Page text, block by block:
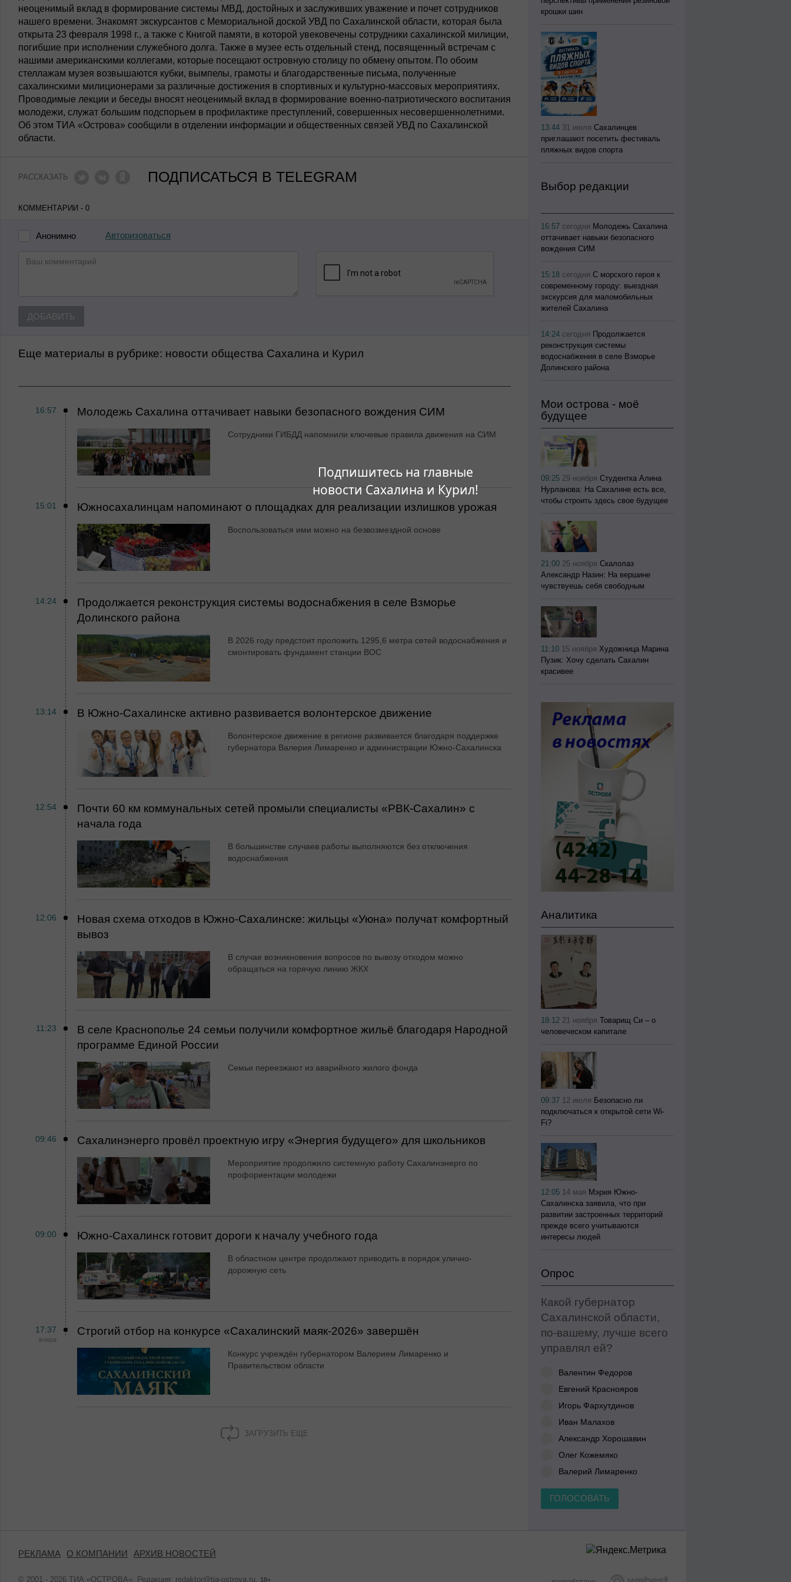
Подпишитесь на главные
новости Сахалина и Курил!
неоценимый вклад в формирование системы МВД, достойных и заслуживших уважение и почет сотрудников
нашего времени. Знакомят экскурсантов с Мемориальной доской УВД по Сахалинской области, которая была
открыта 23 февраля 1998 г., а также с Книгой памяти, в которой увековечены сотрудники сахалинской милиции,
погибшие при исполнении служебного долга. Также в музее есть отдельный стенд, посвященный встречам с
нашими американскими коллегами, которые посещают островную столицу по обмену опытом. По обоим
стеллажам музея возвышаются кубки, вымпелы, грамоты и благодарственные письма, полученные
сахалинскими милиционерами за различные достижения в спортивных и культурно-массовых мероприятиях.
Проводимые лекции и беседы вносят неоценимый вклад в формирование военно-патриотического воспитания
молодежи, служат большим подспорьем в профилактике преступлений, совершенных несовершеннолетними.
Об этом ТИА «Острова» сообщили в отделении информации и общественных связей УВД по Сахалинской
области.
РАССКАЗАТЬ ПОДПИСАТЬСЯ В TELEGRAM
КОММЕНТАРИИ - 0
Анонимно Авторизоваться
ДОБАВИТЬ
Еще материалы в рубрике: Новости общества Сахалина и Курил
16:57 Молодежь Сахалина оттачивает навыки безопасного вождения СИМ
Сотрудники ГИБДД напомнили ключевые правила движения на СИМ
15:01 Южносахалинцам напоминают о площадках для реализации излишков урожая
Воспользоваться ими можно на безвозмездной основе
14:24
Продолжается реконструкция системы водоснабжения в селе Взморье
Долинского района
В 2026 году предстоит проложить 1295,6 метра сетей водоснабжения и
смонтировать фундамент станции ВОС
13:14 В Южно-Сахалинске активно развивается волонтерское движение
Волонтерское движение в регионе развивается благодаря поддержке
губернатора Валерия Лимаренко и администрации Южно-Сахалинска
12:54
Почти 60 км коммунальных сетей промыли специалисты «РВК‑Сахалин» с
начала года
В большинстве случаев работы выполняются без отключения
водоснабжения
12:06
Новая схема отходов в Южно-Сахалинске: жильцы «Уюна» получат комфортный
вывоз
В случае возникновения вопросов по вывозу отходом можно
обращаться на горячую линию ЖКХ
11:23
В селе Краснополье 24 семьи получили комфортное жильё благодаря Народной
программе Единой России
Семьи переезжают из аварийного жилого фонда
09:46 Сахалинэнерго провёл проектную игру «Энергия будущего» для школьников
Мероприятие продолжило системную работу Сахалинэнерго по
профориентации молодежи
09:00 Южно-Сахалинск готовит дороги к началу учебного года
В областном центре продолжают приводить в порядок улично-
дорожную сеть
17:37
вчера
Строгий отбор на конкурсе «Сахалинский маяк‑2026» завершён
Конкурс учреждён губернатором Валерием Лимаренко и
Правительством области
ЗАГРУЗИТЬ ЕЩЕ
крошки шин
13:44 31 июля Сахалинцев
приглашают посетить фестиваль
пляжных видов спорта
Выбор редакции
16:57 сегодня Молодежь Сахалина
оттачивает навыки безопасного
вождения СИМ
15:18 сегодня С морского героя к
современному городу: выездная
экскурсия для маломобильных
жителей Сахалина
14:24 сегодня Продолжается
реконструкция системы
водоснабжения в селе Взморье
Долинского района
Мои острова - моё
будущее
09:25 29 ноября Студентка Алина
Нурланова: На Сахалине есть все,
чтобы строить здесь свое будущее
21:00 25 ноября Скалолаз
Александр Назин: На вершине
чувствуешь себя свободным
11:10 15 ноября Художница Марина
Пузик: Хочу сделать Сахалин
красивее
Аналитика
18:12 21 ноября Товарищ Си – о
человеческом капитале
09:37 12 июля Безопасно ли
подключаться к открытой сети Wi-
Fi?
12:05 14 мая Мэрия Южно-
Сахалинска заявила, что при
развитии застроенных территорий
прежде всего учитываются
интересы людей
Опрос
Какой губернатор
Сахалинской области,
по-вашему, лучше всего
управлял ей?
Валентин Федоров
Евгений Краснояров
Игорь Фархутдинов
Иван Малахов
Александр Хорошавин
Олег Кожемяко
Валерий Лимаренко
ГОЛОСОВАТЬ
РЕКЛАМА О КОМПАНИИ АРХИВ НОВОСТЕЙ
© 2001 - 2026 ТИА «ОСТРОВА». Редакция: redaktor@tia-ostrova.ru 18+